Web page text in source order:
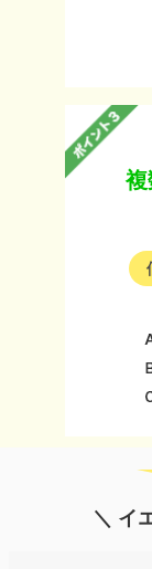
複
＼ イ